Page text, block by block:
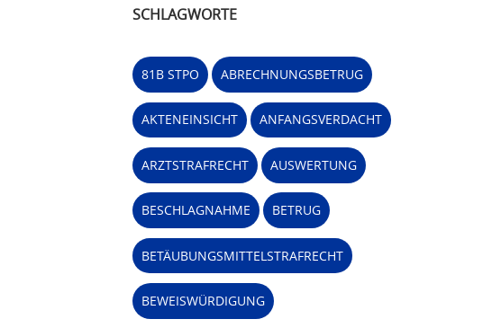
SCHLAGWORTE
81B STPO ABRECHNUNGSBETRUG
AKTENEINSICHT ANFANGSVERDACHT
ARZTSTRAFRECHT AUSWERTUNG
BESCHLAGNAHME BETRUG
BETÄUBUNGSMITTELSTRAFRECHT
BEWEISWÜRDIGUNG